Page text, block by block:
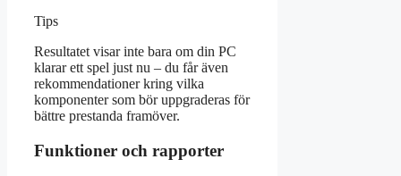
Tips
Resultatet visar inte bara om din PC
klarar ett spel just nu – du får även
rekommendationer kring vilka
komponenter som bör uppgraderas för
bättre prestanda framöver.
Funktioner och rapporter